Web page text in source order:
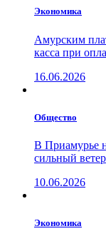
Экономика
Амурским
касса при
16.06.2026
Общество
В Приамурье
сильный ветер
10.06.2026
Экономика